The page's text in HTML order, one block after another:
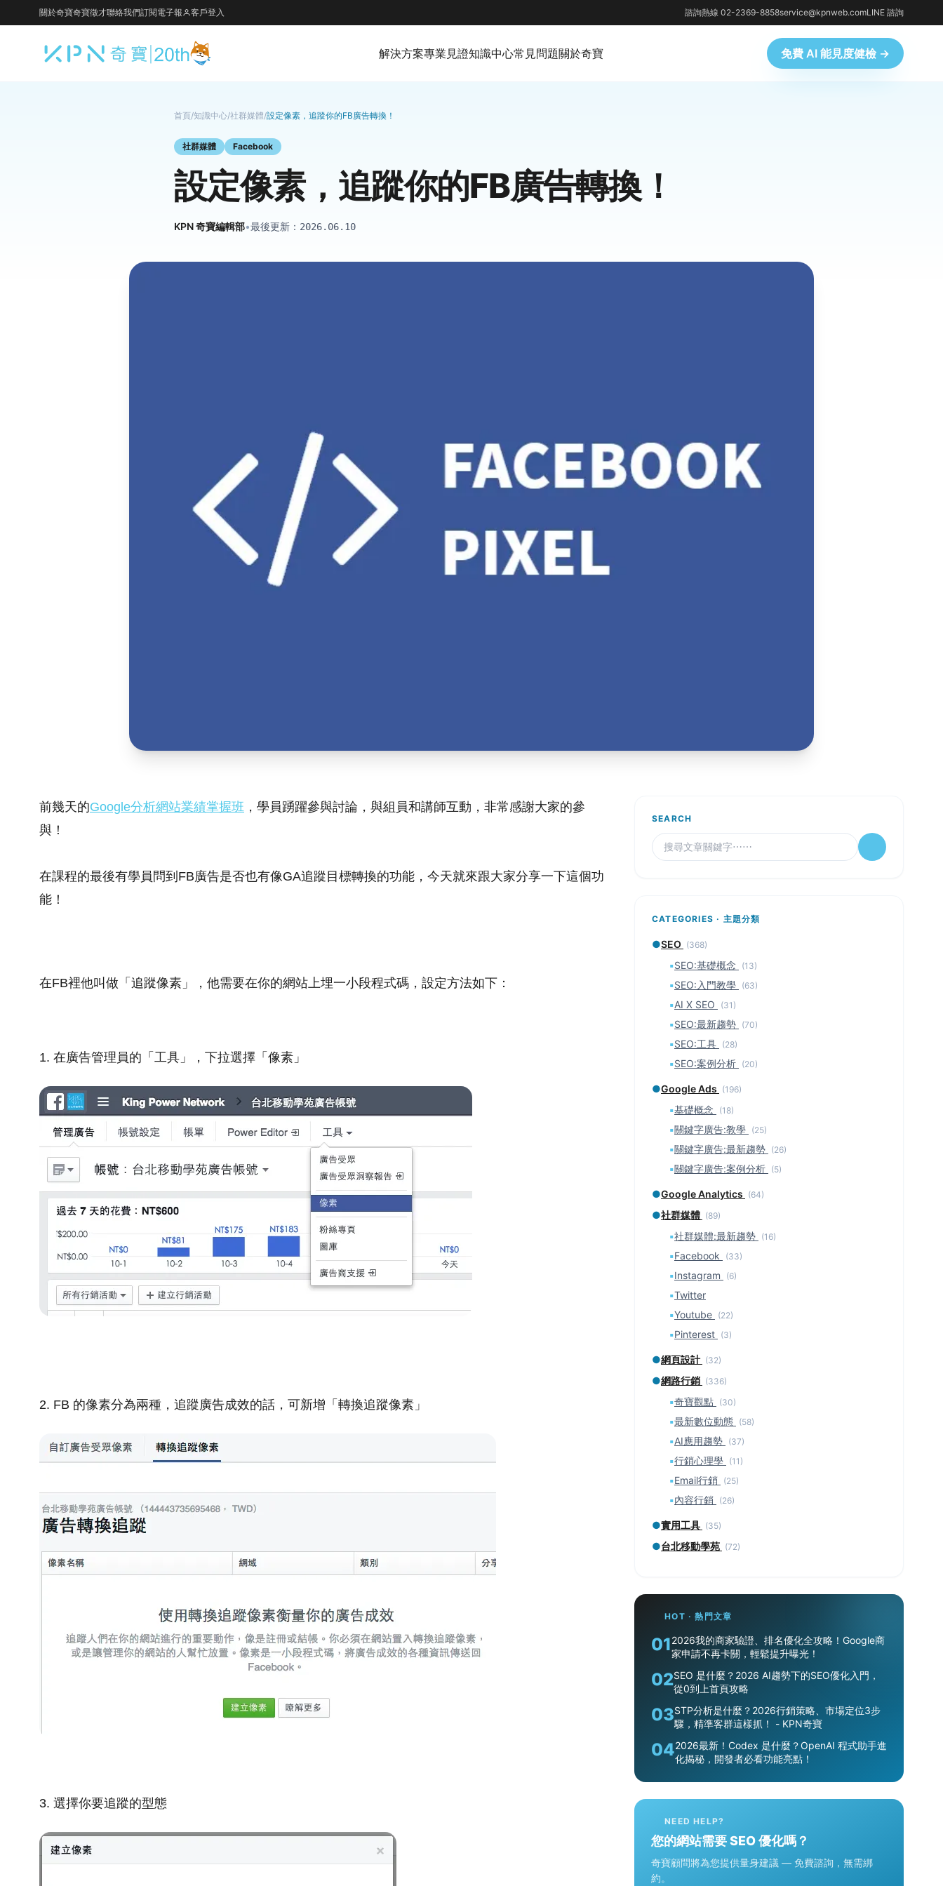
關於奇寶奇寶徵才聯絡我們訂閱電子報 客戶登入 諮詢熱線 02-2369-8858service@kpnweb.comLINE 諮詢
解決方案專業見證知識中心常見問題關於奇寶 免費 AI 能見度健檢 →
首頁/知識中心/社群媒體/設定像素，追蹤你的FB廣告轉換！
社群媒體 Facebook
設定像素，追蹤你的FB廣告轉換！
KPN 奇寶編輯部•最後更新： 2026.06.10
前幾天的Google分析網站業績掌握班 ，學員踴躍參與討論，與組員和講師互動，非常感謝大家的參
與！
在課程的最後有學員問到FB廣告是否也有像GA追蹤目標轉換的功能，今天就來跟大家分享一下這個功
能！
在FB裡他叫做「追蹤像素」，他需要在你的網站上埋一小段程式碼，設定方法如下：
1. 在廣告管理員的「工具」，下拉選擇「像素」
2. FB 的像素分為兩種，追蹤廣告成效的話，可新增「轉換追蹤像素」
3. 選擇你要追蹤的型態
SEARCH
CATEGORIES · 主題分類
●SEO (368)
▪SEO:基礎概念 (13)
▪SEO:入門教學 (63)
▪AI X SEO (31)
▪SEO:最新趨勢 (70)
▪SEO:工具 (28)
▪SEO:案例分析 (20)
●Google Ads (196)
▪基礎概念 (18)
▪關鍵字廣告:教學 (25)
▪關鍵字廣告:最新趨勢 (26)
▪關鍵字廣告:案例分析 (5)
●Google Analytics (64)
●社群媒體 (89)
▪社群媒體:最新趨勢 (16)
▪Facebook (33)
▪Instagram (6)
▪Twitter
▪Youtube (22)
▪Pinterest (3)
●網頁設計 (32)
●網路行銷 (336)
▪奇寶觀點 (30)
▪最新數位動態 (58)
▪AI應用趨勢 (37)
▪行銷心理學 (11)
▪Email行銷 (25)
▪內容行銷 (26)
●實用工具 (35)
●台北移動學苑 (72)
HOT · 熱門文章
012026我的商家驗證、排名優化全攻略！Google商
家申請不再卡關，輕鬆提升曝光！
02SEO 是什麼？2026 AI趨勢下的SEO優化入門，
從0到上首頁攻略
03STP分析是什麼？2026行銷策略、市場定位3步
驟，精準客群這樣抓！ - KPN奇寶
042026最新！Codex 是什麼？OpenAI 程式助手進
化揭秘，開發者必看功能亮點！
NEED HELP?
您的網站需要 SEO 優化嗎？
奇寶顧問將為您提供量身建議 — 免費諮詢，無需綁
約。